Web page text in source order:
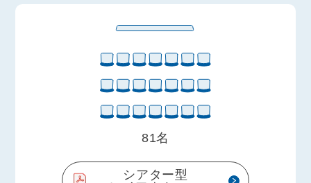
81名
シアター型